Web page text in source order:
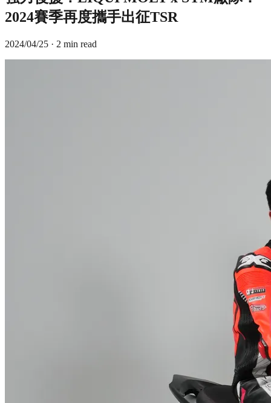
2024賽季再度攜手出征TSR
2024/04/25 · 2 min read